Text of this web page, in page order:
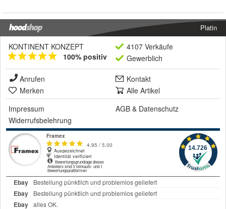
Platin
KONTINENT KONZEPT
100% positiv
4107 Verkäufe
Gewerblich
Anrufen
Kontakt
Merken
Alle Artikel
Impressum
AGB & Datenschutz
Widerrufsbelehrung